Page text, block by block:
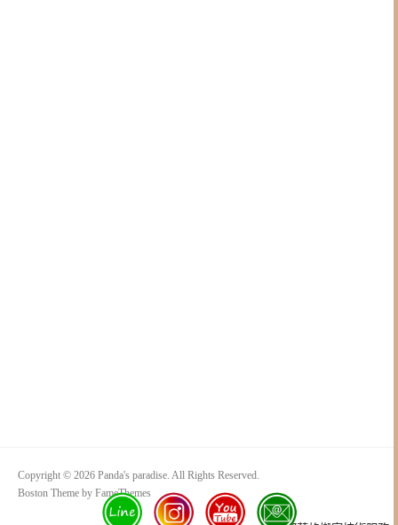
Copyright © 2026 Panda's paradise. All Rights Reserved.
Boston Theme by FameThemes